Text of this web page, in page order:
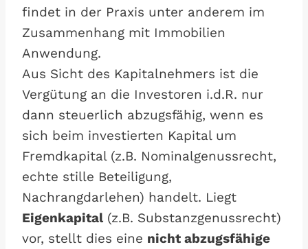
findet in der Praxis unter anderem im
Zusammenhang mit Immobilien
Anwendung.
Aus Sicht des Kapitalnehmers ist die
Vergütung an die Investoren i.d.R. nur
dann steuerlich abzugsfähig, wenn es
sich beim investierten Kapital um
Fremdkapital (z.B. Nominalgenussrecht,
echte stille Beteiligung,
Nachrangdarlehen) handelt. Liegt
Eigenkapital (z.B. Substanzgenussrecht)
vor, stellt dies eine nicht abzugsfähige